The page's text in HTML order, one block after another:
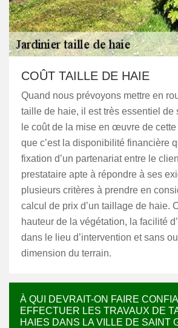
COÛT TAILLE DE HAIE
Quand nous prévoyons mettre en
taille de haie, il est très essentiel de
le coût de la mise en œuvre de
que c’est la disponibilité financière
fixation d’un partenariat entre le
prestataire apte à répondre à ses
plusieurs critères à prendre en
calcul de prix d’un taillage de haie.
hauteur de la végétation, la facilité
dans le lieu d’intervention et sans
dimension du terrain.
À QUI DEVRAIT-ON FAIRE
EFFECTUER LES TRAVAUX DE
HAIES DANS LA VILLE DE SAINT